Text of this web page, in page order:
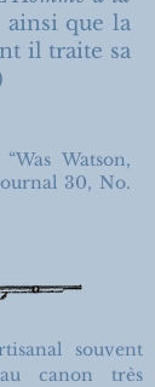
que la
il traite sa
Watson,
30, No.
souvent
canon très